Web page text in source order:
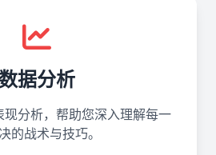
数据分析
现分析，帮助您深入理解每一
的战术与技巧。